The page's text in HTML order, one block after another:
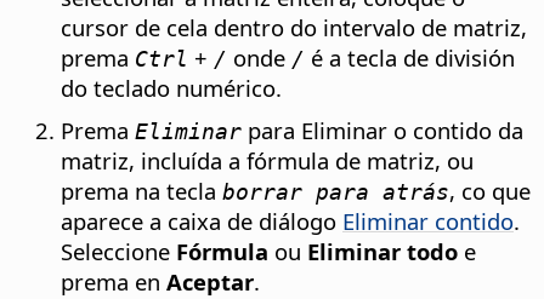
cursor de cela dentro do intervalo de matriz,
prema Ctrl + / onde / é a tecla de división
do teclado numérico.
Prema Eliminar para Eliminar o contido da
matriz, incluída a fórmula de matriz, ou
prema na tecla borrar para atrás, co que
aparece a caixa de diálogo Eliminar contido.
Seleccione Fórmula ou Eliminar todo e
prema en Aceptar.